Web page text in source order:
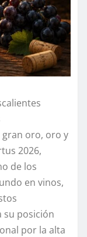
oro, oro y
2026,
de los
en vinos,
su posición
por la alta